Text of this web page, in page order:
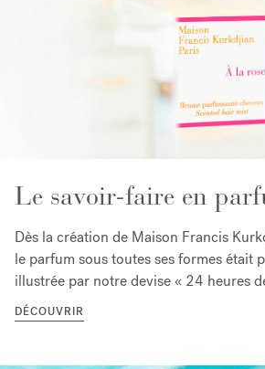
Le savoir-faire en
Dès la création de Maison Francis
le parfum sous toutes ses formes était
illustrée par notre devise « 24 heures
DÉCOUVRIR